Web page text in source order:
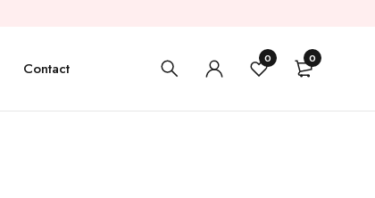
Contact
0 0